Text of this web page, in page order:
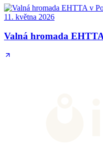
11. května 2026
Valná hromada